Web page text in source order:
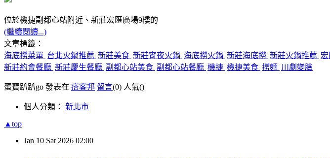
位於機捷副都心站附近、新莊宏匯廣場9樓的
(繼續閱讀...)
文章標籤：
海底撈菜單 台北火鍋推薦 新莊美食 新莊宵夜火鍋 海底撈火鍋 新莊海底撈 新莊火鍋推薦
新莊約會餐廳 新莊慶生餐廳 副都心站美食 副都心站餐廳 機捷 機捷美食 撈麵 川劇變臉
蛋寶趴趴go 發表在 痞客邦 留言(0) 人氣()
個人分類： 新北市
▲top
Jan 10 Sat 2026 02:00